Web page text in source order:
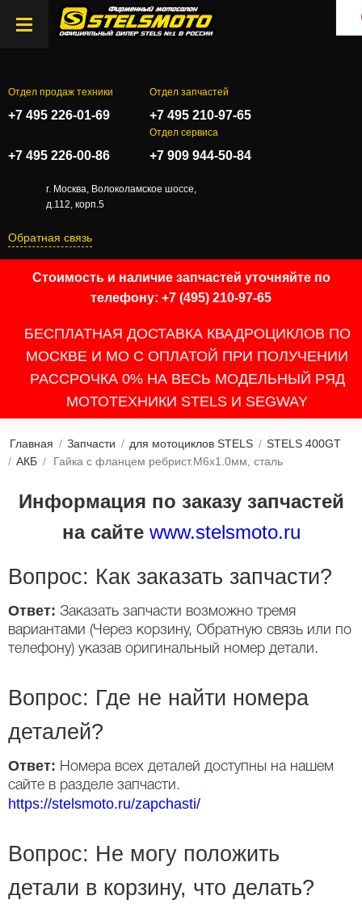
Отдел продаж техники
+7 495 226-01-69
Отдел запчастей
+7 495 210-97-65
+7 495 226-00-86
Отдел сервиса
+7 909 944-50-84
г. Москва, Волоколамское шоссе,
д.112, корп.5
Обратная связь
Стоимость и наличие запчастей уточняйте по
телефону: +7 (495) 210-97-65
БЕСПЛАТНАЯ ДОСТАВКА КВАДРОЦИКЛОВ ПО
МОСКВЕ И МО С ОПЛАТОЙ ПРИ ПОЛУЧЕНИИ
РАССРОЧКА 0% НА ВЕСЬ МОДЕЛЬНЫЙ РЯД
МОТОТЕХНИКИ STELS И SEGWAY
Главная / Запчасти / для мотоциклов STELS / STELS 400GT
/ АКБ / Гайка с фланцем ребрист.M6х1.0мм, сталь
Информация по заказу запчастей
на сайте www.stelsmoto.ru
Вопрос: Как заказать запчасти?
Ответ: Заказать запчасти возможно тремя
вариантами (Через корзину, Обратную связь или по
телефону) указав оригинальный номер детали.
Вопрос: Где не найти номера
деталей?
Ответ: Номера всех деталей доступны на нашем
сайте в разделе запчасти.
https://stelsmoto.ru/zapchasti/
Вопрос: Не могу положить
детали в корзину, что делать?